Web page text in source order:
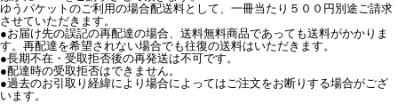
ゆうパケットのご利用の場合配送料として、一冊当たり５００円別途ご請求
させていただきます。
●お届け先の誤記の再配達の場合、送料無料商品であっても送料がかかりま
す。再配達を希望されない場合でも往復の送料はいただきます。
●長期不在・受取拒否後の再発送は不可です。
●配達時の受取拒否はできません。
●過去のお引取り経緯により場合によってはご注文をお断りする場合がござ
います。